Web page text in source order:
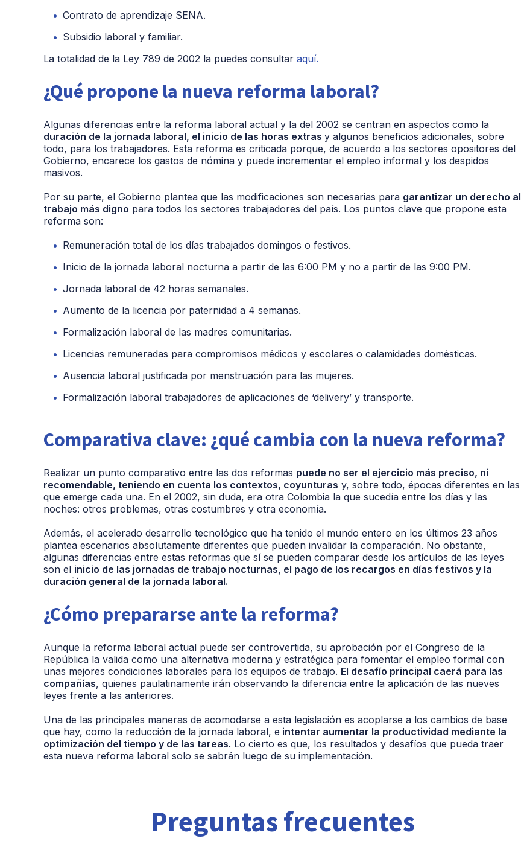
Contrato de aprendizaje SENA.
Subsidio laboral y familiar.
La totalidad de la Ley 789 de 2002 la puedes consultar aquí.
¿Qué propone la nueva reforma laboral?
Algunas diferencias entre la reforma laboral actual y la del 2002 se centran en aspectos como la
duración de la jornada laboral, el inicio de las horas extras y algunos beneficios adicionales, sobre
todo, para los trabajadores. Esta reforma es criticada porque, de acuerdo a los sectores opositores del
Gobierno, encarece los gastos de nómina y puede incrementar el empleo informal y los despidos
masivos.
Por su parte, el Gobierno plantea que las modificaciones son necesarias para garantizar un derecho al
trabajo más digno para todos los sectores trabajadores del país. Los puntos clave que propone esta
reforma son:
Remuneración total de los días trabajados domingos o festivos.
Inicio de la jornada laboral nocturna a partir de las 6:00 PM y no a partir de las 9:00 PM.
Jornada laboral de 42 horas semanales.
Aumento de la licencia por paternidad a 4 semanas.
Formalización laboral de las madres comunitarias.
Licencias remuneradas para compromisos médicos y escolares o calamidades domésticas.
Ausencia laboral justificada por menstruación para las mujeres.
Formalización laboral trabajadores de aplicaciones de ‘delivery’ y transporte.
Comparativa clave: ¿qué cambia con la nueva reforma?
Realizar un punto comparativo entre las dos reformas puede no ser el ejercicio más preciso, ni
recomendable, teniendo en cuenta los contextos, coyunturas y, sobre todo, épocas diferentes en las
que emerge cada una. En el 2002, sin duda, era otra Colombia la que sucedía entre los días y las
noches: otros problemas, otras costumbres y otra economía.
Además, el acelerado desarrollo tecnológico que ha tenido el mundo entero en los últimos 23 años
plantea escenarios absolutamente diferentes que pueden invalidar la comparación. No obstante,
algunas diferencias entre estas reformas que sí se pueden comparar desde los artículos de las leyes
son el inicio de las jornadas de trabajo nocturnas, el pago de los recargos en días festivos y la
duración general de la jornada laboral.
¿Cómo prepararse ante la reforma?
Aunque la reforma laboral actual puede ser controvertida, su aprobación por el Congreso de la
República la valida como una alternativa moderna y estratégica para fomentar el empleo formal con
unas mejores condiciones laborales para los equipos de trabajo. El desafío principal caerá para las
compañías, quienes paulatinamente irán observando la diferencia entre la aplicación de las nueves
leyes frente a las anteriores.
Una de las principales maneras de acomodarse a esta legislación es acoplarse a los cambios de base
que hay, como la reducción de la jornada laboral, e intentar aumentar la productividad mediante la
optimización del tiempo y de las tareas. Lo cierto es que, los resultados y desafíos que pueda traer
esta nueva reforma laboral solo se sabrán luego de su implementación.
Preguntas frecuentes